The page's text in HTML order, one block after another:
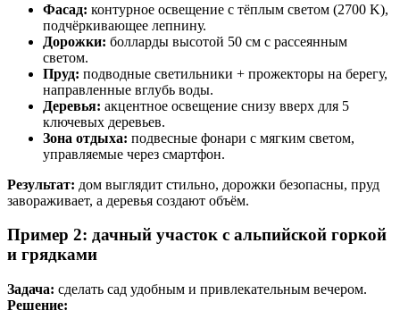
Фасад: контурное освещение с тёплым светом (2700 K),
подчёркивающее лепнину.
Дорожки: болларды высотой 50 см с рассеянным
светом.
Пруд: подводные светильники + прожекторы на берегу,
направленные вглубь воды.
Деревья: акцентное освещение снизу вверх для 5
ключевых деревьев.
Зона отдыха: подвесные фонари с мягким светом,
управляемые через смартфон.
Результат: дом выглядит стильно, дорожки безопасны, пруд
завораживает, а деревья создают объём.
Пример 2: дачный участок с альпийской горкой
и грядками
Задача: сделать сад удобным и привлекательным вечером.
Решение: